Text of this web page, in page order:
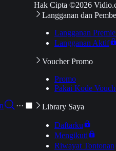
···
Hak Cipta ©2026
Langganan dan
Langganan
Langganan Aktif
Voucher Promo
Promo
Pakai Kode
Library Saya
Daftarku
Mengikuti
Riwayat Tontonan